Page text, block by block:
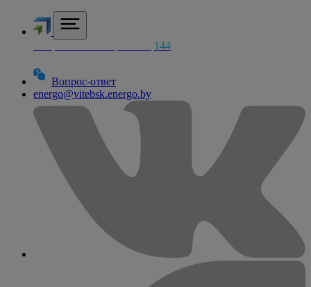
144
Вопрос-ответ
energo@vitebsk.energo.by